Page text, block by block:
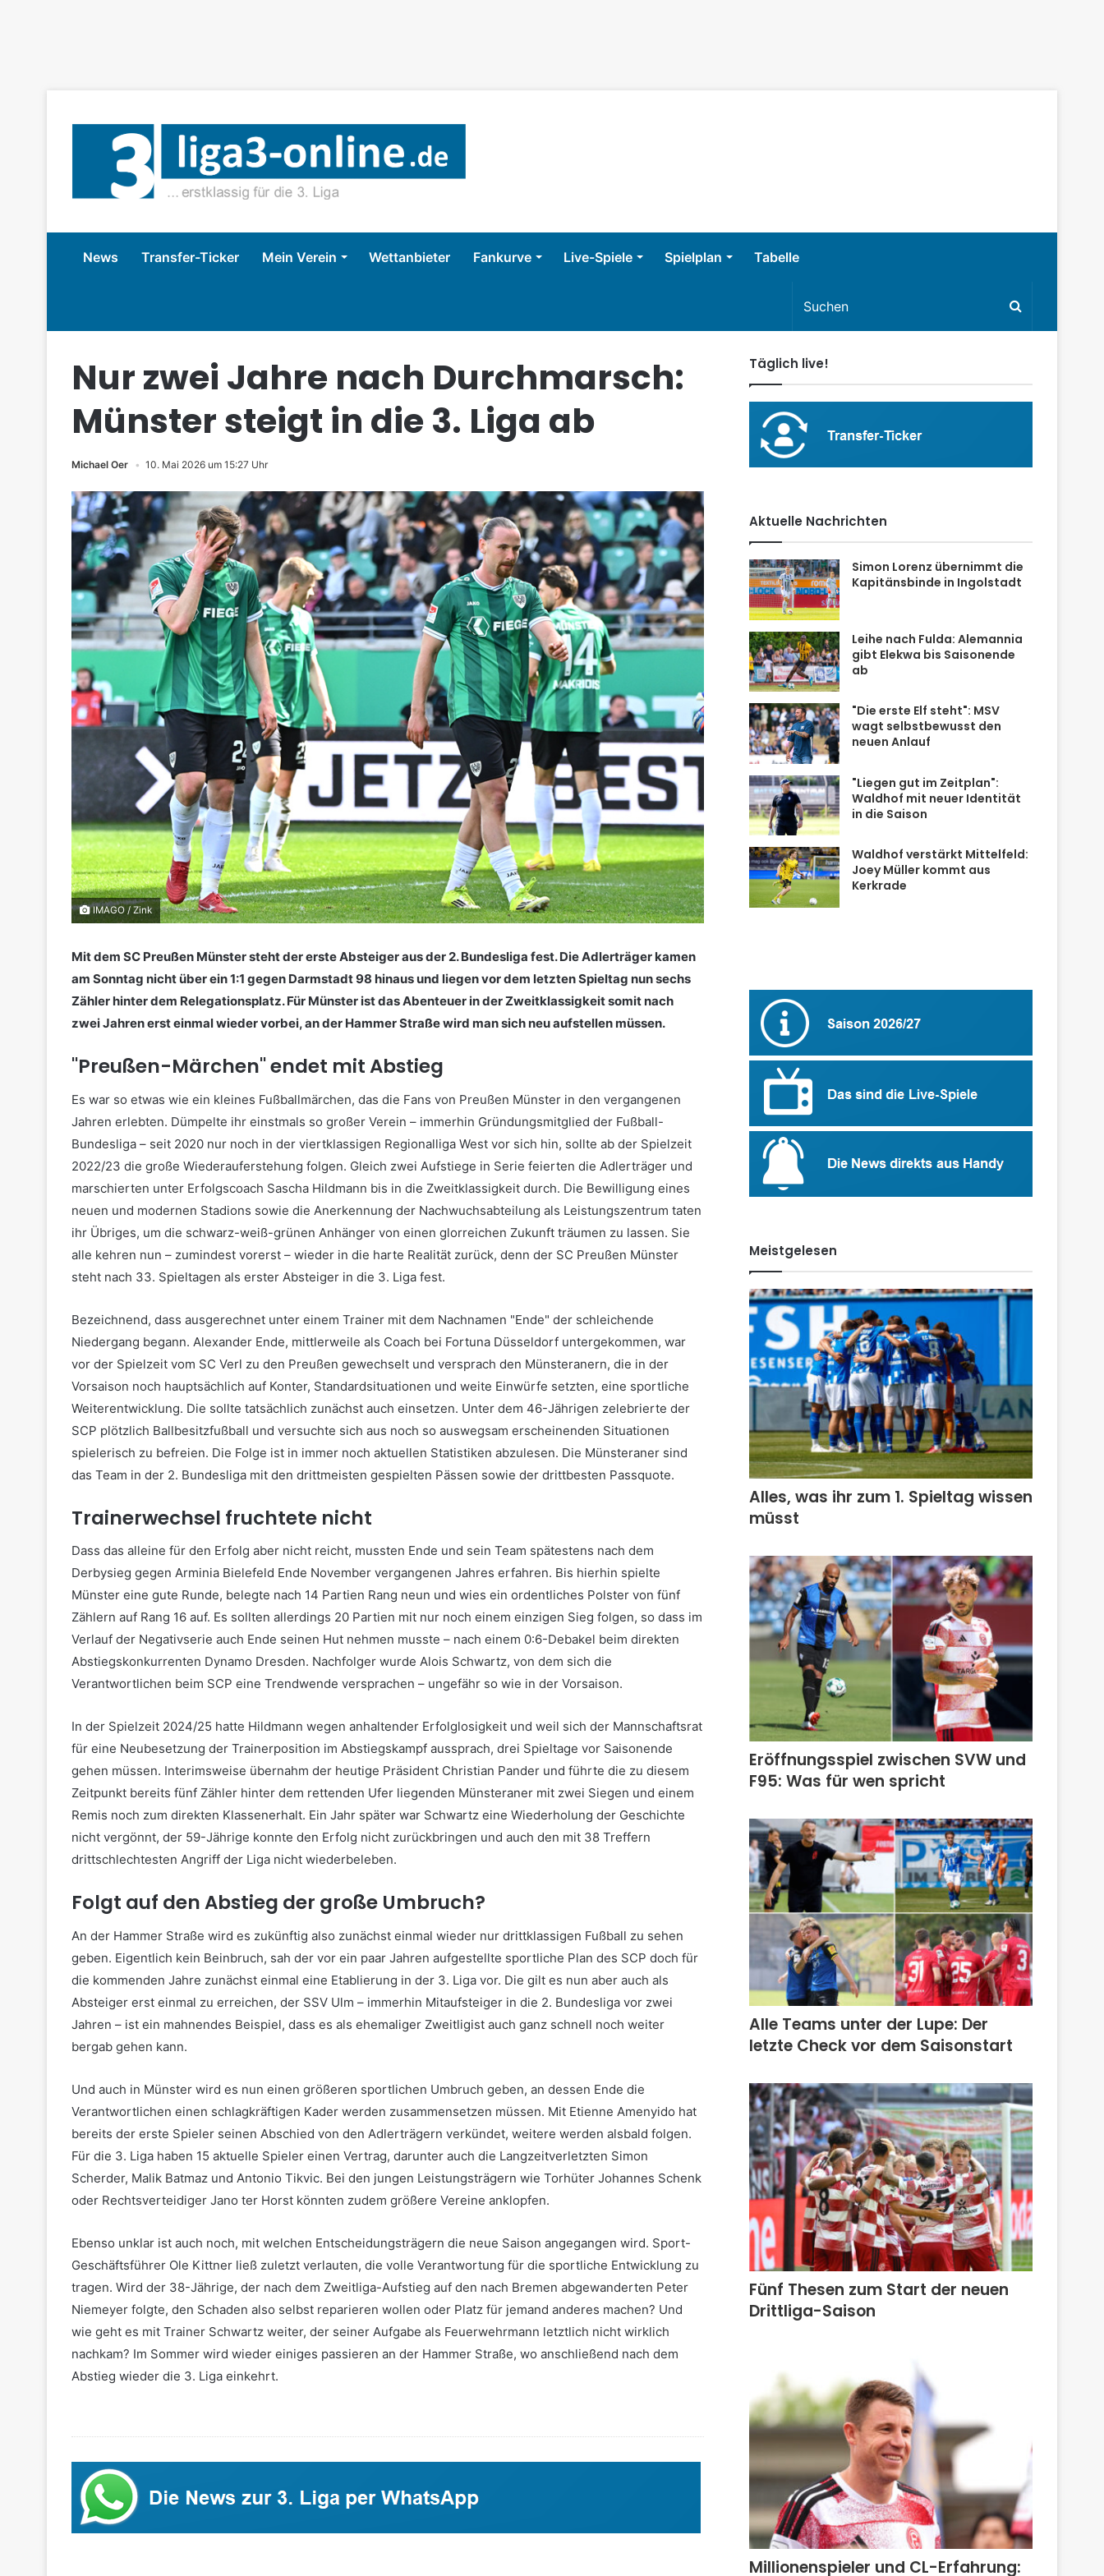
News Transfer-Ticker Mein Verein Wettanbieter Fankurve Live-Spiele Spielplan Tabelle
Nur zwei Jahre nach Durchmarsch:
Münster steigt in die 3. Liga ab
Michael Oer 10. Mai 2026 um 15:27 Uhr
IMAGO / Zink
Mit dem SC Preußen Münster steht der erste Absteiger aus der 2. Bundesliga fest. Die Adlerträger kamen
am Sonntag nicht über ein 1:1 gegen Darmstadt 98 hinaus und liegen vor dem letzten Spieltag nun sechs
Zähler hinter dem Relegationsplatz. Für Münster ist das Abenteuer in der Zweitklassigkeit somit nach
zwei Jahren erst einmal wieder vorbei, an der Hammer Straße wird man sich neu aufstellen müssen.
"Preußen-Märchen" endet mit Abstieg
Es war so etwas wie ein kleines Fußballmärchen, das die Fans von Preußen Münster in den vergangenen
Jahren erlebten. Dümpelte ihr einstmals so großer Verein – immerhin Gründungsmitglied der Fußball-
Bundesliga – seit 2020 nur noch in der viertklassigen Regionalliga West vor sich hin, sollte ab der Spielzeit
2022/23 die große Wiederauferstehung folgen. Gleich zwei Aufstiege in Serie feierten die Adlerträger und
marschierten unter Erfolgscoach Sascha Hildmann bis in die Zweitklassigkeit durch. Die Bewilligung eines
neuen und modernen Stadions sowie die Anerkennung der Nachwuchsabteilung als Leistungszentrum taten
ihr Übriges, um die schwarz-weiß-grünen Anhänger von einen glorreichen Zukunft träumen zu lassen. Sie
alle kehren nun – zumindest vorerst – wieder in die harte Realität zurück, denn der SC Preußen Münster
steht nach 33. Spieltagen als erster Absteiger in die 3. Liga fest.
Bezeichnend, dass ausgerechnet unter einem Trainer mit dem Nachnamen "Ende" der schleichende
Niedergang begann. Alexander Ende, mittlerweile als Coach bei Fortuna Düsseldorf untergekommen, war
vor der Spielzeit vom SC Verl zu den Preußen gewechselt und versprach den Münsteranern, die in der
Vorsaison noch hauptsächlich auf Konter, Standardsituationen und weite Einwürfe setzten, eine sportliche
Weiterentwicklung. Die sollte tatsächlich zunächst auch einsetzen. Unter dem 46-Jährigen zelebrierte der
SCP plötzlich Ballbesitzfußball und versuchte sich aus noch so auswegsam erscheinenden Situationen
spielerisch zu befreien. Die Folge ist in immer noch aktuellen Statistiken abzulesen. Die Münsteraner sind
das Team in der 2. Bundesliga mit den drittmeisten gespielten Pässen sowie der drittbesten Passquote.
Trainerwechsel fruchtete nicht
Dass das alleine für den Erfolg aber nicht reicht, mussten Ende und sein Team spätestens nach dem
Derbysieg gegen Arminia Bielefeld Ende November vergangenen Jahres erfahren. Bis hierhin spielte
Münster eine gute Runde, belegte nach 14 Partien Rang neun und wies ein ordentliches Polster von fünf
Zählern auf Rang 16 auf. Es sollten allerdings 20 Partien mit nur noch einem einzigen Sieg folgen, so dass im
Verlauf der Negativserie auch Ende seinen Hut nehmen musste – nach einem 0:6-Debakel beim direkten
Abstiegskonkurrenten Dynamo Dresden. Nachfolger wurde Alois Schwartz, von dem sich die
Verantwortlichen beim SCP eine Trendwende versprachen – ungefähr so wie in der Vorsaison.
In der Spielzeit 2024/25 hatte Hildmann wegen anhaltender Erfolglosigkeit und weil sich der Mannschaftsrat
für eine Neubesetzung der Trainerposition im Abstiegskampf aussprach, drei Spieltage vor Saisonende
gehen müssen. Interimsweise übernahm der heutige Präsident Christian Pander und führte die zu diesem
Zeitpunkt bereits fünf Zähler hinter dem rettenden Ufer liegenden Münsteraner mit zwei Siegen und einem
Remis noch zum direkten Klassenerhalt. Ein Jahr später war Schwartz eine Wiederholung der Geschichte
nicht vergönnt, der 59-Jährige konnte den Erfolg nicht zurückbringen und auch den mit 38 Treffern
drittschlechtesten Angriff der Liga nicht wiederbeleben.
Folgt auf den Abstieg der große Umbruch?
An der Hammer Straße wird es zukünftig also zunächst einmal wieder nur drittklassigen Fußball zu sehen
geben. Eigentlich kein Beinbruch, sah der vor ein paar Jahren aufgestellte sportliche Plan des SCP doch für
die kommenden Jahre zunächst einmal eine Etablierung in der 3. Liga vor. Die gilt es nun aber auch als
Absteiger erst einmal zu erreichen, der SSV Ulm – immerhin Mitaufsteiger in die 2. Bundesliga vor zwei
Jahren – ist ein mahnendes Beispiel, dass es als ehemaliger Zweitligist auch ganz schnell noch weiter
bergab gehen kann.
Und auch in Münster wird es nun einen größeren sportlichen Umbruch geben, an dessen Ende die
Verantwortlichen einen schlagkräftigen Kader werden zusammensetzen müssen. Mit Etienne Amenyido hat
bereits der erste Spieler seinen Abschied von den Adlerträgern verkündet, weitere werden alsbald folgen.
Für die 3. Liga haben 15 aktuelle Spieler einen Vertrag, darunter auch die Langzeitverletzten Simon
Scherder, Malik Batmaz und Antonio Tikvic. Bei den jungen Leistungsträgern wie Torhüter Johannes Schenk
oder Rechtsverteidiger Jano ter Horst könnten zudem größere Vereine anklopfen.
Ebenso unklar ist auch noch, mit welchen Entscheidungsträgern die neue Saison angegangen wird. Sport-
Geschäftsführer Ole Kittner ließ zuletzt verlauten, die volle Verantwortung für die sportliche Entwicklung zu
tragen. Wird der 38-Jährige, der nach dem Zweitliga-Aufstieg auf den nach Bremen abgewanderten Peter
Niemeyer folgte, den Schaden also selbst reparieren wollen oder Platz für jemand anderes machen? Und
wie geht es mit Trainer Schwartz weiter, der seiner Aufgabe als Feuerwehrmann letztlich nicht wirklich
nachkam? Im Sommer wird wieder einiges passieren an der Hammer Straße, wo anschließend nach dem
Abstieg wieder die 3. Liga einkehrt.
Täglich live!
Aktuelle Nachrichten
Simon Lorenz übernimmt die
Kapitänsbinde in Ingolstadt
Leihe nach Fulda: Alemannia
gibt Elekwa bis Saisonende
ab
"Die erste Elf steht": MSV
wagt selbstbewusst den
neuen Anlauf
"Liegen gut im Zeitplan":
Waldhof mit neuer Identität
in die Saison
Waldhof verstärkt Mittelfeld:
Joey Müller kommt aus
Kerkrade
Meistgelesen
Alles, was ihr zum 1. Spieltag wissen
müsst
Eröffnungsspiel zwischen SVW und
F95: Was für wen spricht
Alle Teams unter der Lupe: Der
letzte Check vor dem Saisonstart
Fünf Thesen zum Start der neuen
Drittliga-Saison
Millionenspieler und CL-Erfahrung: